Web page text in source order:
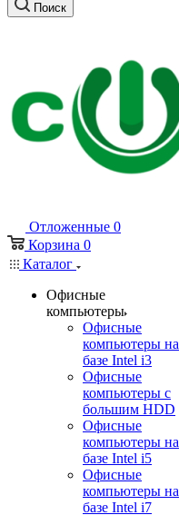
Поиск
Отложенные 0
Корзина 0
Каталог
Офисные
компьютеры
Офисные
компьютеры на
базе Intel i3
Офисные
компьютеры с
большим HDD
Офисные
компьютеры на
базе Intel i5
Офисные
компьютеры на
базе Intel i7